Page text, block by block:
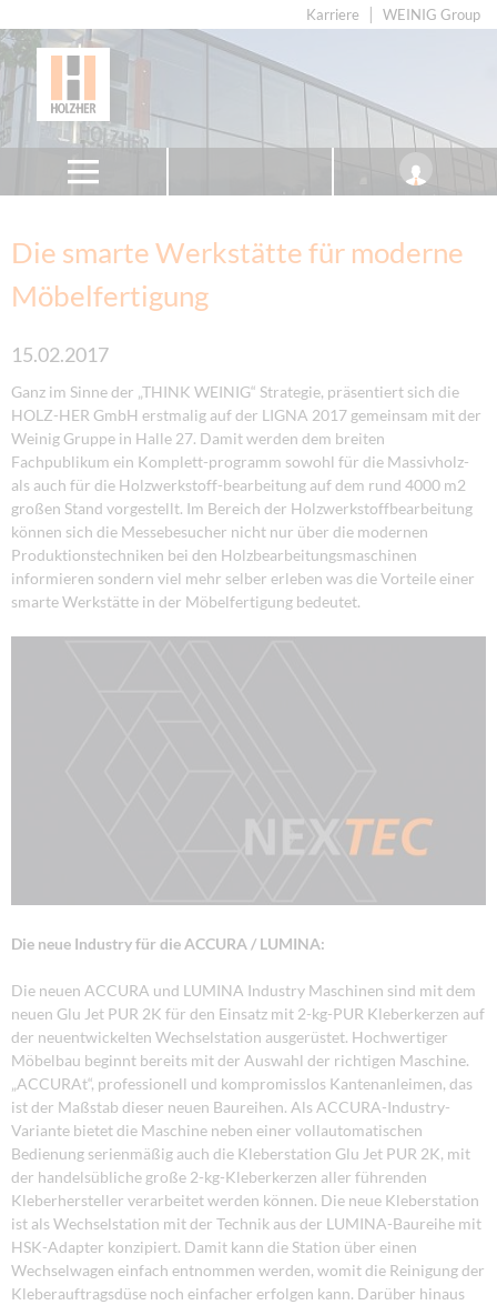
Karriere WEINIG Group
Die smarte Werkstätte für moderne
Möbelfertigung
15.02.2017
Ganz im Sinne der „THINK WEINIG“ Strategie, präsentiert sich die
HOLZ-HER GmbH erstmalig auf der LIGNA 2017 gemeinsam mit der
Weinig Gruppe in Halle 27. Damit werden dem breiten
Fachpublikum ein Komplett-programm sowohl für die Massivholz-
als auch für die Holzwerkstoff-bearbeitung auf dem rund 4000 m2
großen Stand vorgestellt. Im Bereich der Holzwerkstoffbearbeitung
können sich die Messebesucher nicht nur über die modernen
Produktionstechniken bei den Holzbearbeitungsmaschinen
informieren sondern viel mehr selber erleben was die Vorteile einer
smarte Werkstätte in der Möbelfertigung bedeutet.
Die neue Industry für die ACCURA / LUMINA:
Die neuen ACCURA und LUMINA Industry Maschinen sind mit dem
neuen Glu Jet PUR 2K für den Einsatz mit 2-kg-PUR Kleberkerzen auf
der neuentwickelten Wechselstation ausgerüstet. Hochwertiger
Möbelbau beginnt bereits mit der Auswahl der richtigen Maschine.
„ACCURAt“, professionell und kompromisslos Kantenanleimen, das
ist der Maßstab dieser neuen Baureihen. Als ACCURA-Industry-
Variante bietet die Maschine neben einer vollautomatischen
Bedienung serienmäßig auch die Kleberstation Glu Jet PUR 2K, mit
der handelsübliche große 2-kg-Kleberkerzen aller führenden
Kleberhersteller verarbeitet werden können. Die neue Kleberstation
ist als Wechselstation mit der Technik aus der LUMINA-Baureihe mit
HSK-Adapter konzipiert. Damit kann die Station über einen
Wechselwagen einfach entnommen werden, womit die Reinigung der
Kleberauftragsdüse noch einfacher erfolgen kann. Darüber hinaus